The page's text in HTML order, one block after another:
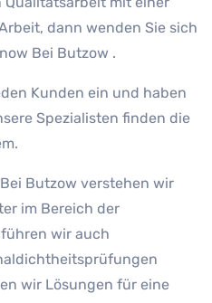
dann wenden Sie sich
Bei Butzow .
Kunden ein und haben
Spezialisten finden die
Butzow verstehen wir
im Bereich der
wir auch
wir Lösungen für eine